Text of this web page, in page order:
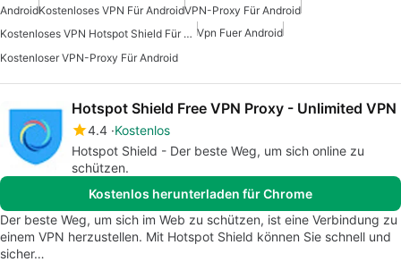
AndroidKostenloses VPN Für AndroidVPN-Proxy Für Android
Kostenloses VPN Hotspot Shield Für Android Vpn Fuer Android
Kostenloser VPN-Proxy Für Android
Hotspot Shield Free VPN Proxy - Unlimited VPN
4.4 Kostenlos
Hotspot Shield - Der beste Weg, um sich online zu
schützen.
Kostenlos herunterladen für Chrome
Der beste Weg, um sich im Web zu schützen, ist eine Verbindung zu
einem VPN herzustellen. Mit Hotspot Shield können Sie schnell und
sicher…